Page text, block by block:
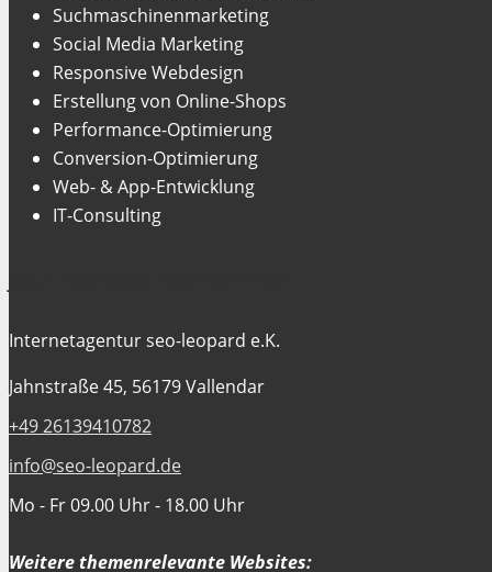
Suchmaschinenmarketing
Social Media Marketing
Responsive Webdesign
Erstellung von Online-Shops
Performance-Optimierung
Conversion-Optimierung
Web- & App-Entwicklung
IT-Consulting
Internetagentur seo-leopard e.K.
Jahnstraße 45, 56179 Vallendar
+49 26139410782
info@seo-leopard.de
Mo - Fr 09.00 Uhr - 18.00 Uhr
Weitere themenrelevante Websites: